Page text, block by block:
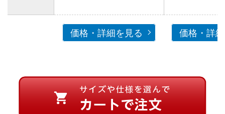
価格・詳細を見る 価格・詳